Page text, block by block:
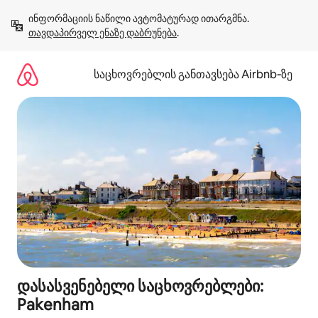
გადასვლა
თავდაპირველ ენაზე დაბრუნება.
საცხოვრებლის განთავსება Airbnb‑ზე
დასასვენებელი საცხოვრებლები:
Pakenham